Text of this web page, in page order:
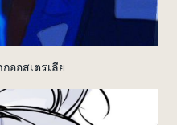
กออสเตรเลีย